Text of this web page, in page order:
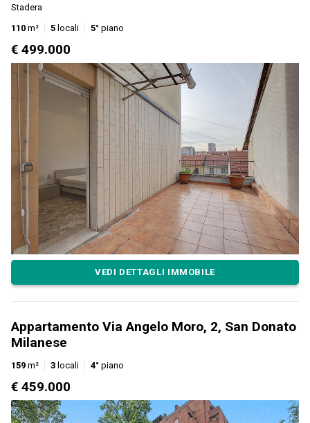
Stadera
110 m² 5 locali 5° piano
€ 499.000
VEDI DETTAGLI IMMOBILE
Appartamento Via Angelo Moro, 2, San Donato
Milanese
159 m² 3 locali 4° piano
€ 459.000